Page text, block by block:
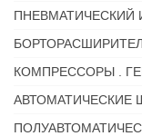
ПНЕВМАТИЧЕСКИЙ
КОМПРЕССОРЫ .